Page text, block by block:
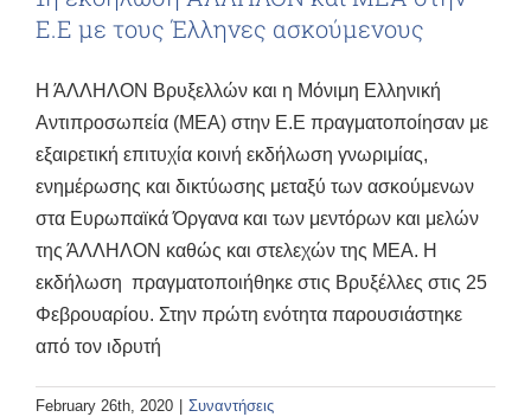
Ε.Ε με τους Έλληνες ασκούμενους
Η ΆΛΛΗΛΟΝ Βρυξελλών και η Μόνιμη Ελληνική
Αντιπροσωπεία (ΜΕΑ) στην Ε.Ε πραγματοποίησαν με
εξαιρετική επιτυχία κοινή εκδήλωση γνωριμίας,
ενημέρωσης και δικτύωσης μεταξύ των ασκούμενων
στα Ευρωπαϊκά Όργανα και των μεντόρων και μελών
της ΆΛΛΗΛΟΝ καθώς και στελεχών της ΜΕΑ. Η
εκδήλωση πραγματοποιήθηκε στις Βρυξέλλες στις 25
Φεβρουαρίου. Στην πρώτη ενότητα παρουσιάστηκε
από τον ιδρυτή
February 26th, 2020 Συναντήσεις